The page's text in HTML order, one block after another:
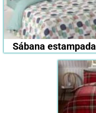
Sábana estampada